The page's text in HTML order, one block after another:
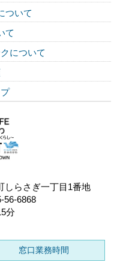
ついて
て
について
らさぎ一丁目1番地
56-6868
分
窓口業務時間